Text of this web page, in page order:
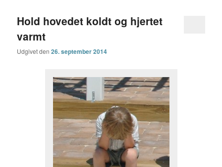
Hold hovedet koldt og hjertet
varmt
Udgivet den26. september 2014